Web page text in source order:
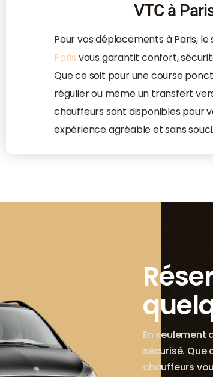
VTC à
Pour vos déplacements à Paris, le
Paris vous garantit confort,
Que ce soit pour une course
régulier ou même un transfert
chauffeurs sont disponibles pour
expérience agréable et sans souci.
En seulement
sécurisé. Que
chauffeurs